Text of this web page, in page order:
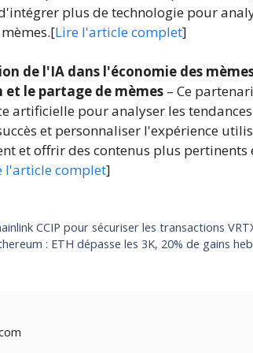
plus de technologie pour
Lire l'article complet]
de l'IA dans l'économie des
et le partage de mèmes – Ce
artificielle pour analyser les
et personnaliser l'expérience
et offrir des contenus plus
l'article complet]
CCIP pour sécuriser les transactions
: ETH dépasse les 3K, 20% de gains